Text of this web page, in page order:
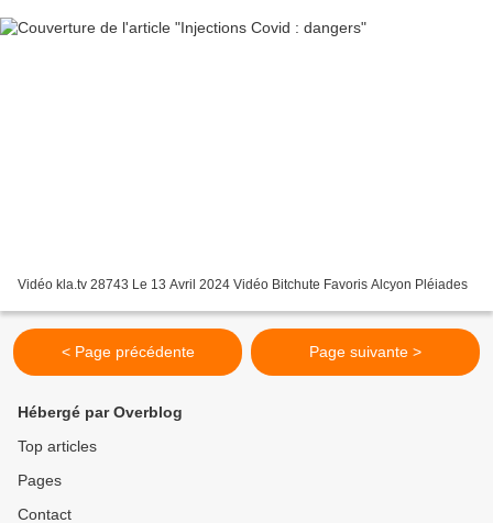
Vidéo kla.tv 28743 Le 13 Avril 2024 Vidéo Bitchute Favoris Alcyon Pléiades
< Page précédente Page suivante >
Hébergé par Overblog
Top articles
Pages
Contact